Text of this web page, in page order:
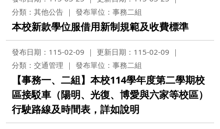
分類：其他公告
發布單位：事務二組
本校新款學位服借用新制規範及收費標準
發布日期：115-02-09
更新日期：115-02-09
分類：交通管理
發布單位：事務二組
【事務一、二組】本校114學年度第二學期校
區接駁車（陽明、光復、博愛與六家等校區）
行駛路線及時間表，詳如說明